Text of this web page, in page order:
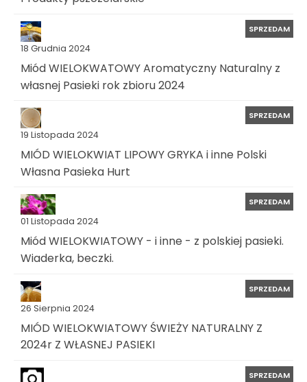
18 Grudnia 2024
SPRZEDAM
Miód WIELOKWATOWY Aromatyczny Naturalny z
własnej Pasieki rok zbioru 2024
19 Listopada 2024
SPRZEDAM
MIÓD WIELOKWIAT LIPOWY GRYKA i inne Polski
Własna Pasieka Hurt
01 Listopada 2024
SPRZEDAM
Miód WIELOKWIATOWY - i inne - z polskiej pasieki.
Wiaderka, beczki.
26 Sierpnia 2024
SPRZEDAM
MIÓD WIELOKWIATOWY ŚWIEŻY NATURALNY Z
2024r Z WŁASNEJ PASIEKI
SPRZEDAM